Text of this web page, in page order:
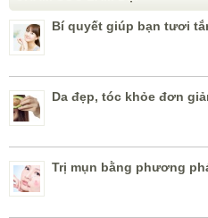
Bí quyết giúp bạn tươi
Da đẹp, tóc khỏe đơn
Trị mụn bằng phương